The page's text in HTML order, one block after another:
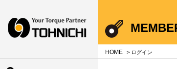
HOME > ログイン